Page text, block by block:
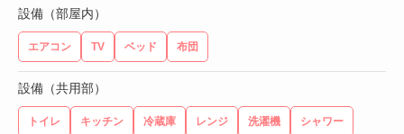
設備（部屋内）
エアコン TV ベッド 布団
設備（共用部）
トイレ キッチン 冷蔵庫 レンジ 洗濯機 シャワー